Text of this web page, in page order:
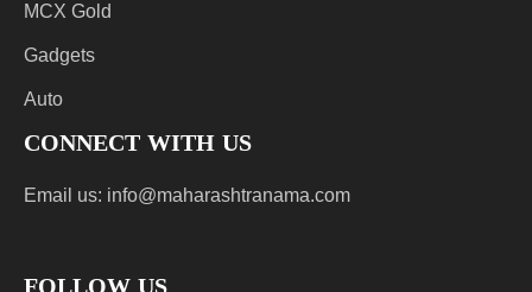
MCX Gold
Gadgets
Auto
CONNECT WITH US
Email us: info@maharashtranama.com